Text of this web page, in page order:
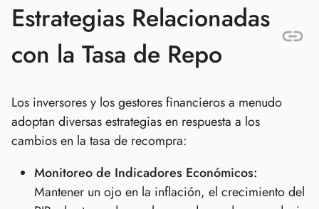
Estrategias Relacionadas
con la Tasa de Repo
Los inversores y los gestores financieros a menudo
adoptan diversas estrategias en respuesta a los
cambios en la tasa de recompra:
Monitoreo de Indicadores Económicos:
Mantener un ojo en la inflación, el crecimiento del